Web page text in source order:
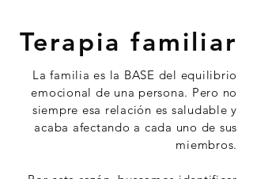
Terapia familiar
La familia es la BASE del equilibrio
emocional de una persona. Pero no
siempre esa relación es saludable y
acaba afectando a cada uno de sus
miembros.